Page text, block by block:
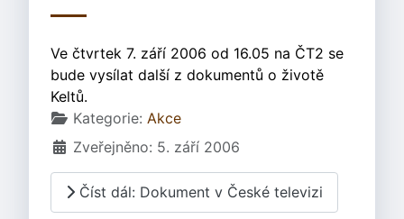
Ve čtvrtek 7. září 2006 od 16.05 na ČT2 se
bude vysílat další z dokumentů o životě
Keltů.
Základní údaje
Kategorie: Akce
Zveřejněno: 5. září 2006
Číst dál: Dokument v České televizi